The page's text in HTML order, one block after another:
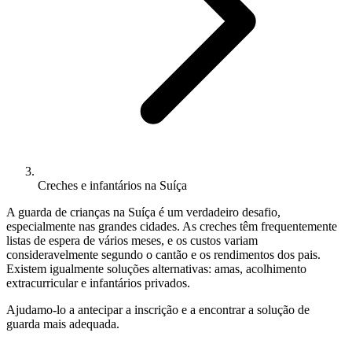
Creches e infantários na Suíça
A guarda de crianças na Suíça é um verdadeiro desafio,
especialmente nas grandes cidades. As creches têm frequentemente
listas de espera de vários meses, e os custos variam
consideravelmente segundo o cantão e os rendimentos dos pais.
Existem igualmente soluções alternativas: amas, acolhimento
extracurricular e infantários privados.
Ajudamo-lo a antecipar a inscrição e a encontrar a solução de
guarda mais adequada.